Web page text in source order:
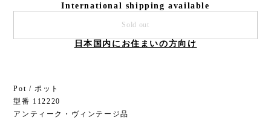
International shipping available
Sold out
日本国内にお住まいの方向け
Pot / ポット
型番 112220
アンティーク・ヴィンテージ品